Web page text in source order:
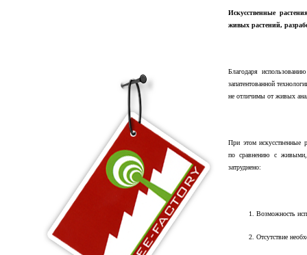
Искусственные
живых растений,
Благодаря
запатентованной
не отличимы от живых
При этом искусственные
по сравнению с живыми,
затруднено:
1. Возможность
2. Отсутствие